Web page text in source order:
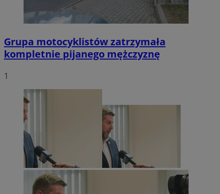
Grupa motocyklistów zatrzymała
kompletnie pijanego mężczyznę
1